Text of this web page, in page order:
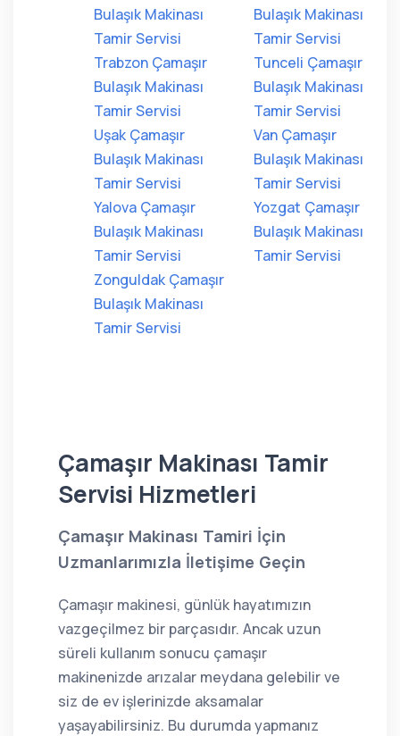
Bulaşık Makinası
Tamir Servisi
Bulaşık Makinası
Tamir Servisi
Trabzon Çamaşır
Bulaşık Makinası
Tamir Servisi
Tunceli Çamaşır
Bulaşık Makinası
Tamir Servisi
Uşak Çamaşır
Bulaşık Makinası
Tamir Servisi
Van Çamaşır
Bulaşık Makinası
Tamir Servisi
Yalova Çamaşır
Bulaşık Makinası
Tamir Servisi
Yozgat Çamaşır
Bulaşık Makinası
Tamir Servisi
Zonguldak Çamaşır
Bulaşık Makinası
Tamir Servisi
Çamaşır Makinası Tamir
Servisi Hizmetleri
Çamaşır Makinası Tamiri İçin
Uzmanlarımızla İletişime Geçin
Çamaşır makinesi, günlük hayatımızın
vazgeçilmez bir parçasıdır. Ancak uzun
süreli kullanım sonucu çamaşır
makinenizde arızalar meydana gelebilir ve
siz de ev işlerinizde aksamalar
yaşayabilirsiniz. Bu durumda yapmanız